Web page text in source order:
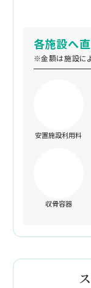
各施設へ
※金額は施設に
安置施設利用料
収骨容器